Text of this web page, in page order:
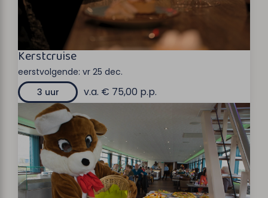
Kerstcruise
eerstvolgende: vr 25 dec.
3 uur
v.a. € 75,00 p.p.